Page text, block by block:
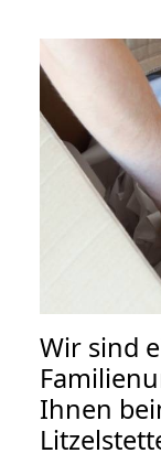
Wir sind
Ihnen